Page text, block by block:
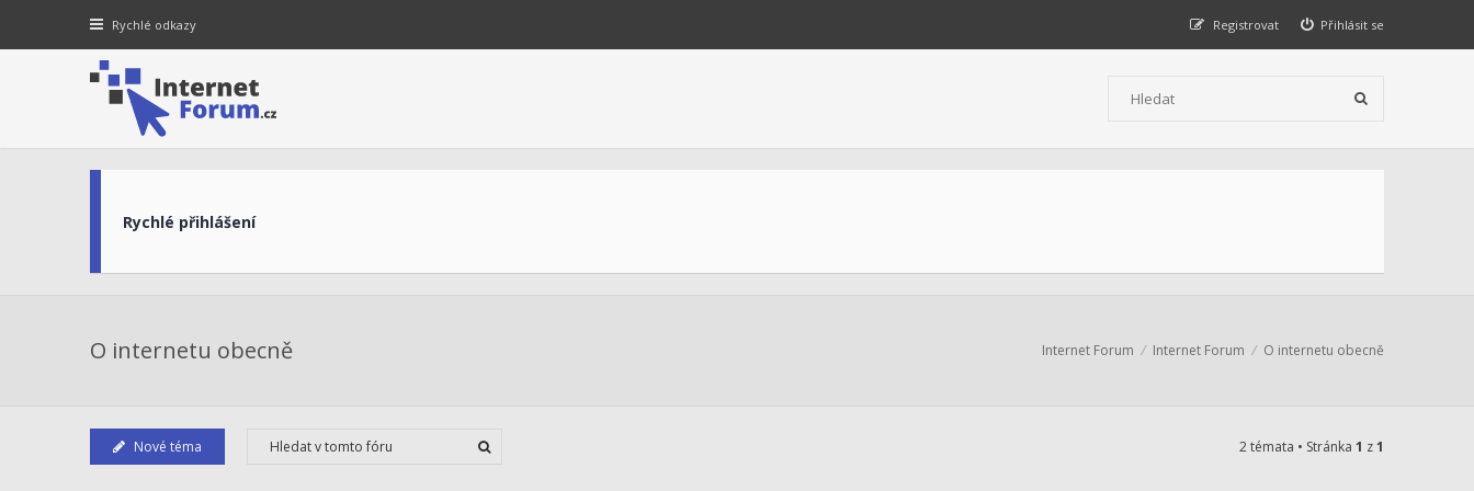
Rychlé odkazy Přihlásit se
Registrovat
Rychlé přihlášení
O internetu obecně Internet Forum Internet Forum O internetu obecně
Nové téma 2 témata • Stránka 1 z1